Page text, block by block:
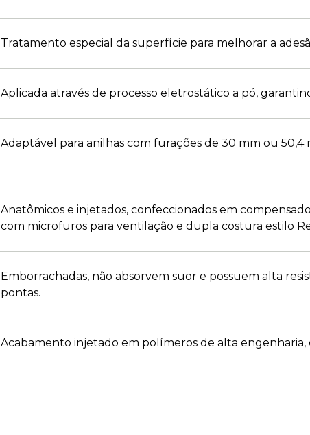
Tratamento especial da superfície para melhorar a
Aplicada através de processo eletrostático a pó,
Adaptável para anilhas com furações de 30 mm ou
Anatômicos e injetados, confeccionados em
com microfuros para ventilação e dupla costura estilo
Emborrachadas, não absorvem suor e possuem alta
pontas.
Acabamento injetado em polímeros de alta engenharia,